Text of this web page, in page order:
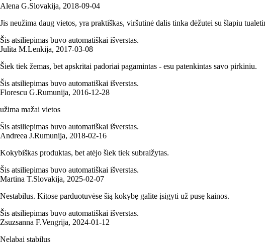
Alena G.Slovakija, 2018‑09‑04
Jis neužima daug vietos, yra praktiškas, viršutinė dalis tinka dėžutei su šlapiu
Šis atsiliepimas buvo automatiškai išverstas.
Julita M.Lenkija, 2017‑03‑08
Šiek tiek žemas, bet apskritai padoriai pagamintas - esu patenkintas savo pirkiniu.
Šis atsiliepimas buvo automatiškai išverstas.
Florescu G.Rumunija, 2016‑12‑28
užima mažai vietos
Šis atsiliepimas buvo automatiškai išverstas.
Andreea J.Rumunija, 2018‑02‑16
Kokybiškas produktas, bet atėjo šiek tiek subraižytas.
Šis atsiliepimas buvo automatiškai išverstas.
Martina T.Slovakija, 2025‑02‑07
Nestabilus. Kitose parduotuvėse šią kokybę galite įsigyti už pusę kainos.
Šis atsiliepimas buvo automatiškai išverstas.
Zsuzsanna F.Vengrija, 2024‑01‑12
Nelabai stabilus